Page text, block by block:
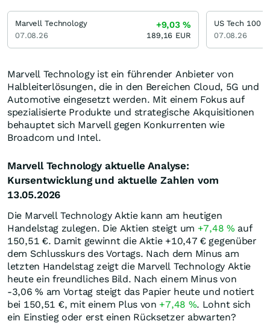
Marvell Technology ist ein führender Anbieter von
Halbleiterlösungen, die in den Bereichen Cloud, 5G und
Automotive eingesetzt werden. Mit einem Fokus auf
spezialisierte Produkte und strategische Akquisitionen
behauptet sich Marvell gegen Konkurrenten wie
Broadcom und Intel.
Marvell Technology aktuelle Analyse:
Kursentwicklung und aktuelle Zahlen vom
13.05.2026
Die Marvell Technology Aktie kann am heutigen
Handelstag zulegen. Die Aktien steigt um +7,48 % auf
150,51 €. Damit gewinnt die Aktie +10,47€gegenüber
dem Schlusskurs des Vortags. Nach dem Minus am
letzten Handelstag zeigt die Marvell Technology Aktie
heute ein freundliches Bild. Nach einem Minus von
-3,06% am Vortag steigt das Papier heute und notiert
bei 150,51 €, mit einem Plus von +7,48 %. Lohnt sich
ein Einstieg oder erst einen Rücksetzer abwarten?
Marvell Technology
07.08.26
+9,03%
189,16 EUR
US Tech 100
07.08.26